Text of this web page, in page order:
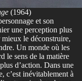
(1964)
et son
une perception plus
le déconstruire,
Un monde où les
le sens de la matière
d’action. Dans une
c’est inévitablement à